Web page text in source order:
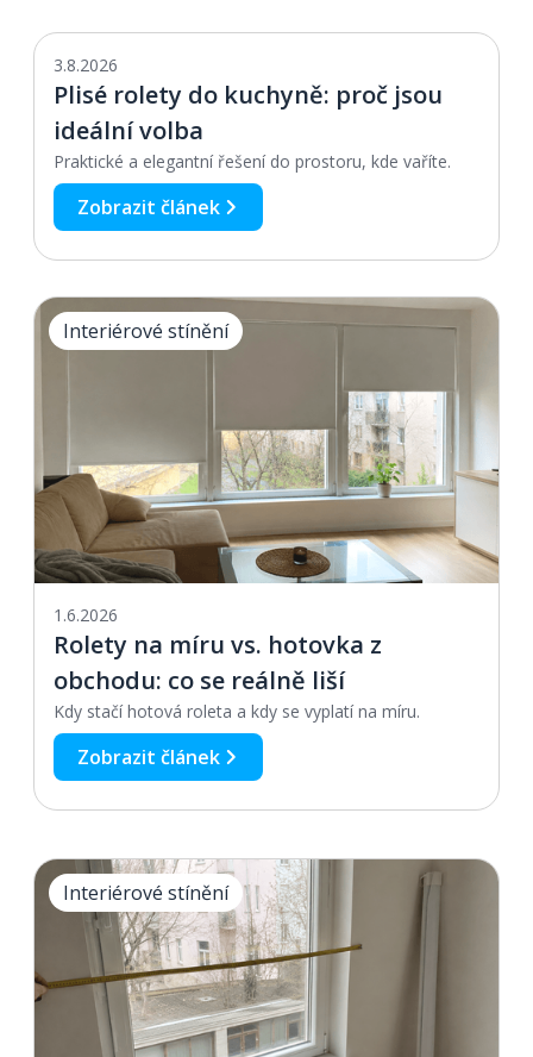
Interiérové stínění
3.8.2026
Plisé rolety do kuchyně: proč jsou
ideální volba
Praktické a elegantní řešení do prostoru, kde vaříte.
Zobrazit článek
Interiérové stínění
1.6.2026
Rolety na míru vs. hotovka z
obchodu: co se reálně liší
Kdy stačí hotová roleta a kdy se vyplatí na míru.
Zobrazit článek
Interiérové stínění